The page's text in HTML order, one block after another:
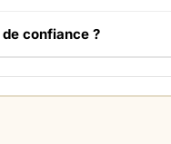
confiance ?